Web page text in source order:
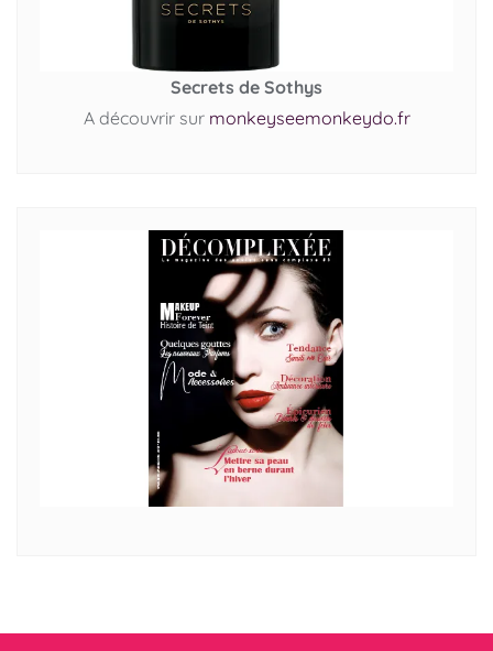
Secrets de Sothys
A découvrir sur monkeyseemonkeydo.fr